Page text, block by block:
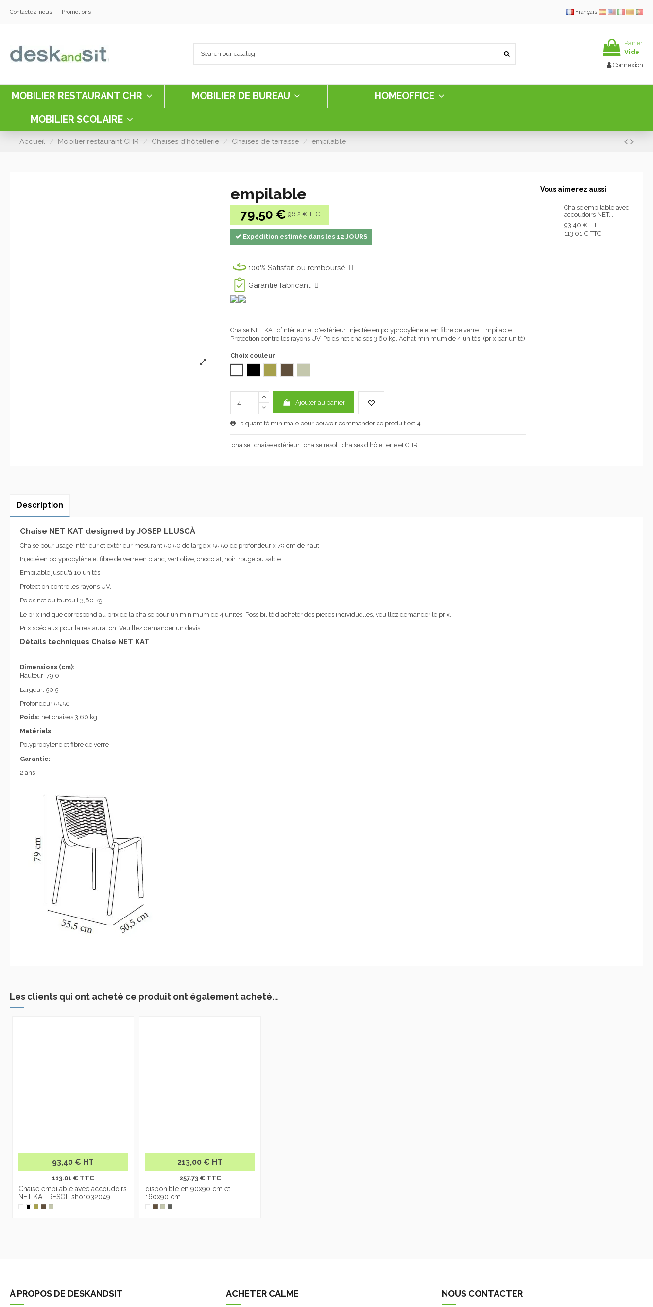
Contactez-nous Promotions Français
Panier
Vide
Connexion
MOBILIER RESTAURANT CHR MOBILIER DE BUREAU HOMEOFFICE
MOBILIER SCOLAIRE
Accueil Mobilier restaurant CHR Chaises d'hôtellerie Chaises de terrasse empilable
empilable
79,50 € 96.2 € TTC
Expédition estimée dans les 12 JOURS
100% Satisfait ou remboursé
Garantie fabricant
Chaise NET KAT d’intérieur et d'extérieur. Injectée en polypropylène et en fibre de verre. Empilable.
Protection contre les rayons UV. Poids net chaises 3,60 kg. Achat minimum de 4 unités. (prix par unité)
Choix couleur
Ajouter au panier
La quantité minimale pour pouvoir commander ce produit est 4.
chaise chaise extérieur chaise resol chaises d'hôtellerie et CHR
Vous aimerez aussi
Chaise empilable avec
accoudoirs NET...
93,40 € HT
113.01 € TTC
Description
Chaise NET KAT designed by JOSEP LLUSCÀ
Chaise pour usage intérieur et extérieur mesurant 50,50 de large x 55,50 de profondeur x 79 cm de haut.
Injecté en polypropylène et fibre de verre en blanc, vert olive, chocolat, noir, rouge ou sable.
Empilable jusqu'à 10 unités.
Protection contre les rayons UV.
Poids net du fauteuil 3,60 kg.
Le prix indiqué correspond au prix de la chaise pour un minimum de 4 unités. Possibilité d'acheter des pièces individuelles, veuillez demander le prix.
Prix spéciaux pour la restauration. Veuillez demander un devis.
Détails techniques Chaise NET KAT
Dimensions (cm):
Hauteur: 79.0
Largeur: 50.5
Profondeur55.50
Poids: net chaises 3,60 kg.
Matériels:
Polypropyléne et fibre de verre
Garantie:
2 ans
Les clients qui ont acheté ce produit ont également acheté...
93,40 € HT
113.01 € TTC
Chaise empilable avec accoudoirs
NET KAT RESOL sho1032049
213,00 € HT
257.73 € TTC
disponible en 90x90 cm et
160x90 cm
À PROPOS DE DESKANDSIT ACHETER CALME NOUS CONTACTER